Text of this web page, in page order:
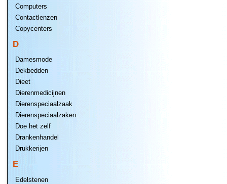
Computers
Contactlenzen
Copycenters
D
Damesmode
Dekbedden
Dieet
Dierenmedicijnen
Dierenspeciaalzaak
Dierenspeciaalzaken
Doe het zelf
Drankenhandel
Drukkerijen
E
Edelstenen